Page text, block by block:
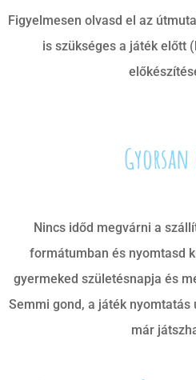
Figyelmesen olvasd el az
is szükséges a játék előtt
Nincs időd megvárni a
formátumban és nyomtasd
gyermeked születésnapja és
Semmi gond, a játék
már